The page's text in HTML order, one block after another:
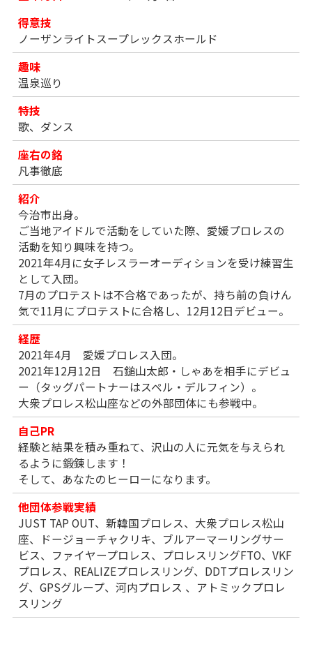
得意技
ノーザンライトスープレックスホールド
趣味
温泉巡り
特技
歌、ダンス
座右の銘
凡事徹底
紹介
今治市出身。
ご当地アイドルで活動をしていた際、愛媛プロレスの
活動を知り興味を持つ。
2021年4月に女子レスラーオーディションを受け練習生
として入団。
7月のプロテストは不合格であったが、持ち前の負けん
気で11月にプロテストに合格し、12月12日デビュー。
経歴
2021年4月 愛媛プロレス入団。
2021年12月12日 石鎚山太郎・しゃあを相手にデビュ
ー（タッグパートナーはスペル・デルフィン）。
大衆プロレス松山座などの外部団体にも参戦中。
自己PR
経験と結果を積み重ねて、沢山の人に元気を与えられ
るように鍛錬します！
そして、あなたのヒーローになります。
他団体参戦実績
JUST TAP OUT、新韓国プロレス、大衆プロレス松山
座、ドージョーチャクリキ、ブルアーマーリングサー
ビス、ファイヤープロレス、プロレスリングFTO、VKF
プロレス、REALIZEプロレスリング、DDTプロレスリン
グ、GPSグループ、河内プロレス 、アトミックプロレ
スリング